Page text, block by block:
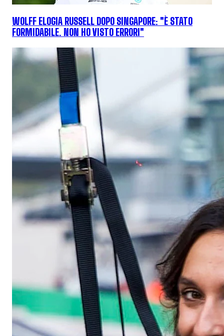
WOLFF ELOGIA RUSSELL DOPO SINGAPORE: "È STATO
FORMIDABILE. NON HO VISTO ERRORI"